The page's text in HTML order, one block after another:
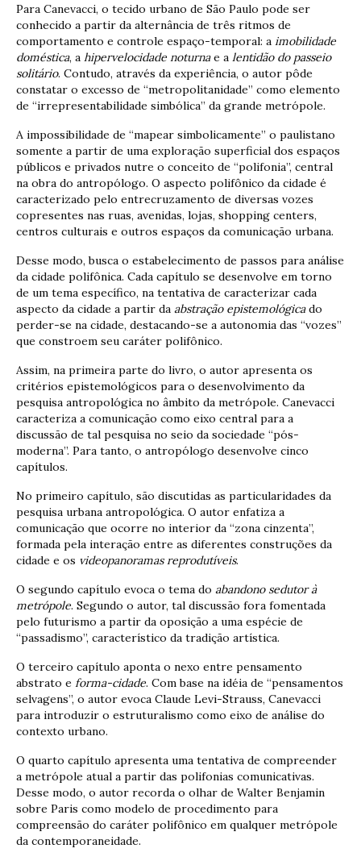
Para Canevacci, o tecido urbano de São Paulo pode ser
conhecido a partir da alternância de três ritmos de
comportamento e controle espaço-temporal: a imobilidade
doméstica, a hipervelocidade noturnae a lentidão do passeio
solitário. Contudo, através da experiência, o autor pôde
constatar o excesso de “metropolitanidade” como elemento
de “irrepresentabilidade simbólica” da grande metrópole.
A impossibilidade de “mapear simbolicamente” o paulistano
somente a partir de uma exploração superficial dos espaços
públicos e privados nutre o conceito de “polifonia”, central
na obra do antropólogo. O aspecto polifônico da cidade é
caracterizado pelo entrecruzamento de diversas vozes
copresentes nas ruas, avenidas, lojas, shopping centers,
centros culturais e outros espaços da comunicação urbana.
Desse modo, busca o estabelecimento de passos para análise
da cidade polifônica. Cada capítulo se desenvolve em torno
de um tema específico, na tentativa de caracterizar cada
aspecto da cidade a partir da abstração epistemológicado
perder-se na cidade, destacando-se a autonomia das “vozes”
que constroem seu caráter polifônico.
Assim, na primeira parte do livro, o autor apresenta os
critérios epistemológicos para o desenvolvimento da
pesquisa antropológica no âmbito da metrópole. Canevacci
caracteriza a comunicação como eixo central para a
discussão de tal pesquisa no seio da sociedade “pós-
moderna”. Para tanto, o antropólogo desenvolve cinco
capítulos.
No primeiro capítulo, são discutidas as particularidades da
pesquisa urbana antropológica. O autor enfatiza a
comunicação que ocorre no interior da “zona cinzenta”,
formada pela interação entre as diferentes construções da
cidade e os videopanoramas reprodutíveis.
O segundo capítulo evoca o tema do abandono sedutor à
metrópole. Segundo o autor, tal discussão fora fomentada
pelo futurismo a partir da oposição a uma espécie de
“passadismo”, característico da tradição artística.
O terceiro capítulo aponta o nexo entre pensamento
abstrato e forma-cidade. Com base na idéia de “pensamentos
selvagens”, o autor evoca Claude Levi-Strauss, Canevacci
para introduzir o estruturalismo como eixo de análise do
contexto urbano.
O quarto capítulo apresenta uma tentativa de compreender
a metrópole atual a partir das polifonias comunicativas.
Desse modo, o autor recorda o olhar de Walter Benjamin
sobre Paris como modelo de procedimento para
compreensão do caráter polifônico em qualquer metrópole
da contemporaneidade.